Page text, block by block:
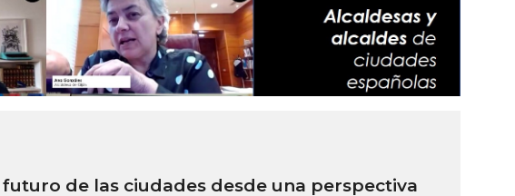
de las ciudades desde una perspectiva